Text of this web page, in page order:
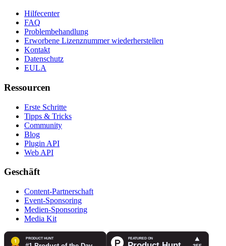
Hilfecenter
FAQ
Problembehandlung
Erworbene Lizenznummer wiederherstellen
Kontakt
Datenschutz
EULA
Ressourcen
Erste Schritte
Tipps & Tricks
Community
Blog
Plugin API
Web API
Geschäft
Content-Partnerschaft
Event-Sponsoring
Medien-Sponsoring
Media Kit